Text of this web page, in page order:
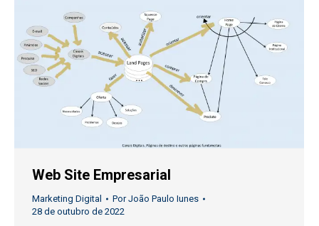
Web Site Empresarial
Marketing Digital PorJoão Paulo Iunes
28 de outubro de 2022